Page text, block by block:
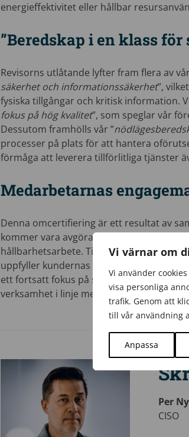
Vi värnar om
Vi använder
visa personliga
trafik. Genom att
till vår användning
Anpassa
energieffektivitet eller hållbar
”Beredskap i en klass för
Revisorns utlåtande lyfter fram flera av
säkerhet och informationssäkerhet”,
fysiska tillgångar och kritisk information.
fokus på hög kvalitet”, som speglar vår
Dessutom framhölls vår ”
processer på plats för att hantera
förmåga att leverera tillförlitliga tjänster
Medarbetarnas
Denna omcertifiering är ett resultat av
kommer vara avgörande för att fortsätta
hållbarhetsarbete. Tillsammans arbetar
uppfyller kundernas förväntningar, utan
ett fortsatt fokus på ständig förbättring
verksamhet i linje med de högt ställda
Per
CISO